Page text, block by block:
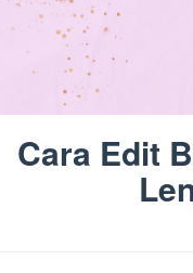
Cara Edit